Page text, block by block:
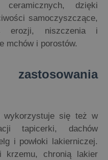
ceramicznych, dzięki
samoczyszczące,
erozji, niszczenia i
mchów i porostów.
wykorzystuje się też w
tapicerki, dachów
i powłoki lakierniczej.
krzemu, chronią lakier